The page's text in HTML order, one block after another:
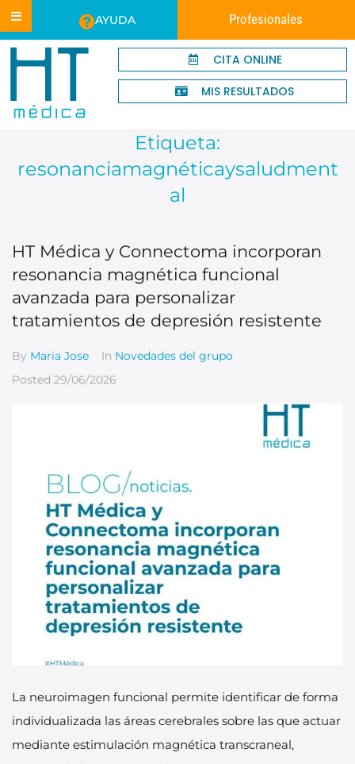
AYUDA Profesionales
CITA ONLINE
MIS RESULTADOS
Etiqueta:
resonanciamagnéticaysaludment
al
HT Médica y Connectoma incorporan
resonancia magnética funcional
avanzada para personalizar
tratamientos de depresión resistente
By Maria Jose In Novedades del grupo
Posted 29/06/2026
La neuroimagen funcional permite identificar de forma
individualizada las áreas cerebrales sobre las que actuar
mediante estimulación magnética transcraneal,